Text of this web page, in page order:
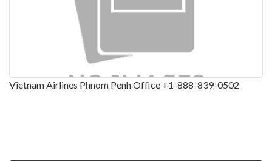
Vietnam Airlines Phnom Penh Office +1-888-839-0502